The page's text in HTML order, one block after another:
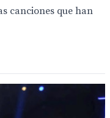
canciones que han